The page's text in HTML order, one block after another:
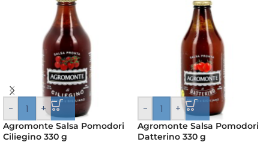
- +
Agromonte Salsa Pomodori
Ciliegino 330 g
- +
Agromonte Salsa Pomodori
Datterino 330 g